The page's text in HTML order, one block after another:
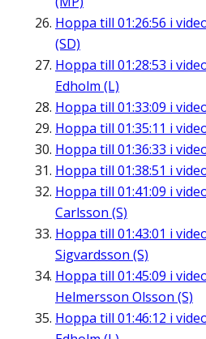
Hoppa till 01:26:56 i
(SD)
Hoppa till 01:28:53 i
Edholm (L)
Hoppa till 01:33:09 i
Hoppa till 01:35:11 i
Hoppa till 01:36:33 i
Hoppa till 01:38:51 i
Hoppa till 01:41:09 i
Carlsson (S)
Hoppa till 01:43:01 i
Sigvardsson (S)
Hoppa till 01:45:09 i
Helmersson Olsson (S)
Hoppa till 01:46:12 i